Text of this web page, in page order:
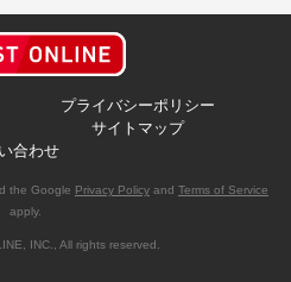
プライバシーポリシー
サイトマップ
合わせ
the Google Privacy Policy and Terms of Service
apply.
INC., All rights reserved.